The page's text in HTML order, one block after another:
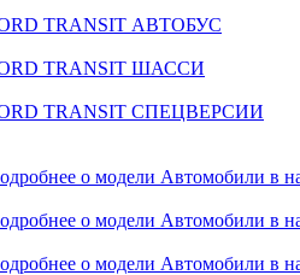
TRANSIT АВТОБУС
TRANSIT ШАССИ
TRANSIT СПЕЦВЕРСИИ
о модели Автомобили в
о модели Автомобили в
о модели Автомобили в